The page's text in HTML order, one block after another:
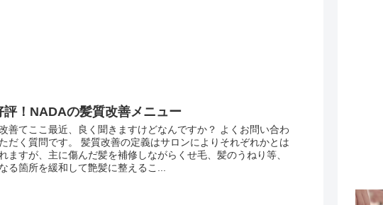
評！NADAの髪質改善メニュー
善てここ最近、良く聞きますけどなんですか？ よくお問い合わ
だく質問です。 髪質改善の定義はサロンによりそれぞれかとは
ますが、主に傷んだ髪を補修しながらくせ毛、髪のうねり等、
る箇所を緩和して艶髪に整えるこ...